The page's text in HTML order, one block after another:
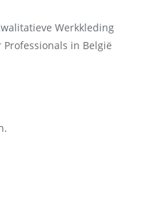
Werkkleding
in België